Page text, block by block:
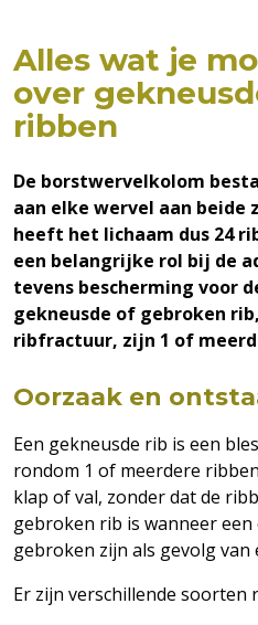
Alles wat je
over
ribben
De borstwervelkolom
aan elke wervel aan beide
heeft het lichaam dus 24
een belangrijke rol bij de
tevens bescherming voor
gekneusde of gebroken
ribfractuur, zijn 1 of
Oorzaak en
Een gekneusde rib is een
rondom 1 of meerdere
klap of val, zonder dat de
gebroken rib is wanneer
gebroken zijn als gevolg van
Er zijn verschillende soorten